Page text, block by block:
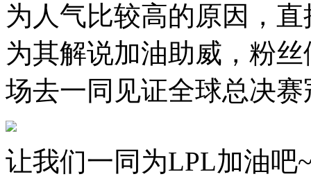
为人气比较高的原因，
为其解说加油助威，粉
场去一同见证全球总决
让我们一同为LPL加油吧